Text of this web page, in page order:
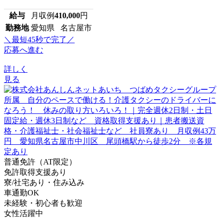
給与 月収例410,000円
勤務地 愛知県 名古屋市
＼最短45秒で完了／
応募へ進む
詳しく
見る
普通免許（AT限定）
免許取得支援あり
寮/社宅あり・住み込み
車通勤OK
未経験・初心者も歓迎
女性活躍中